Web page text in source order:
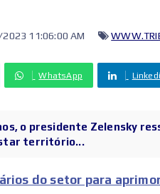
11:06:00 AM
WhatsApp
o presidente Zelensky
território...
do setor para